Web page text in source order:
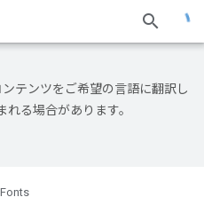
テンツをご希望の言語に翻訳し
る場合があります。